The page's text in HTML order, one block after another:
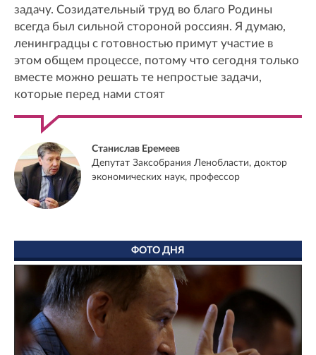
задачу. Созидательный труд во благо Родины
всегда был сильной стороной россиян. Я думаю,
ленинградцы с готовностью примут участие в
этом общем процессе, потому что сегодня только
вместе можно решать те непростые задачи,
которые перед нами стоят
Станислав Еремеев
Депутат Заксобрания Ленобласти, доктор
экономических наук, профессор
ФОТО ДНЯ